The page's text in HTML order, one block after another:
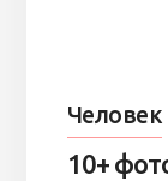
Человек
10+